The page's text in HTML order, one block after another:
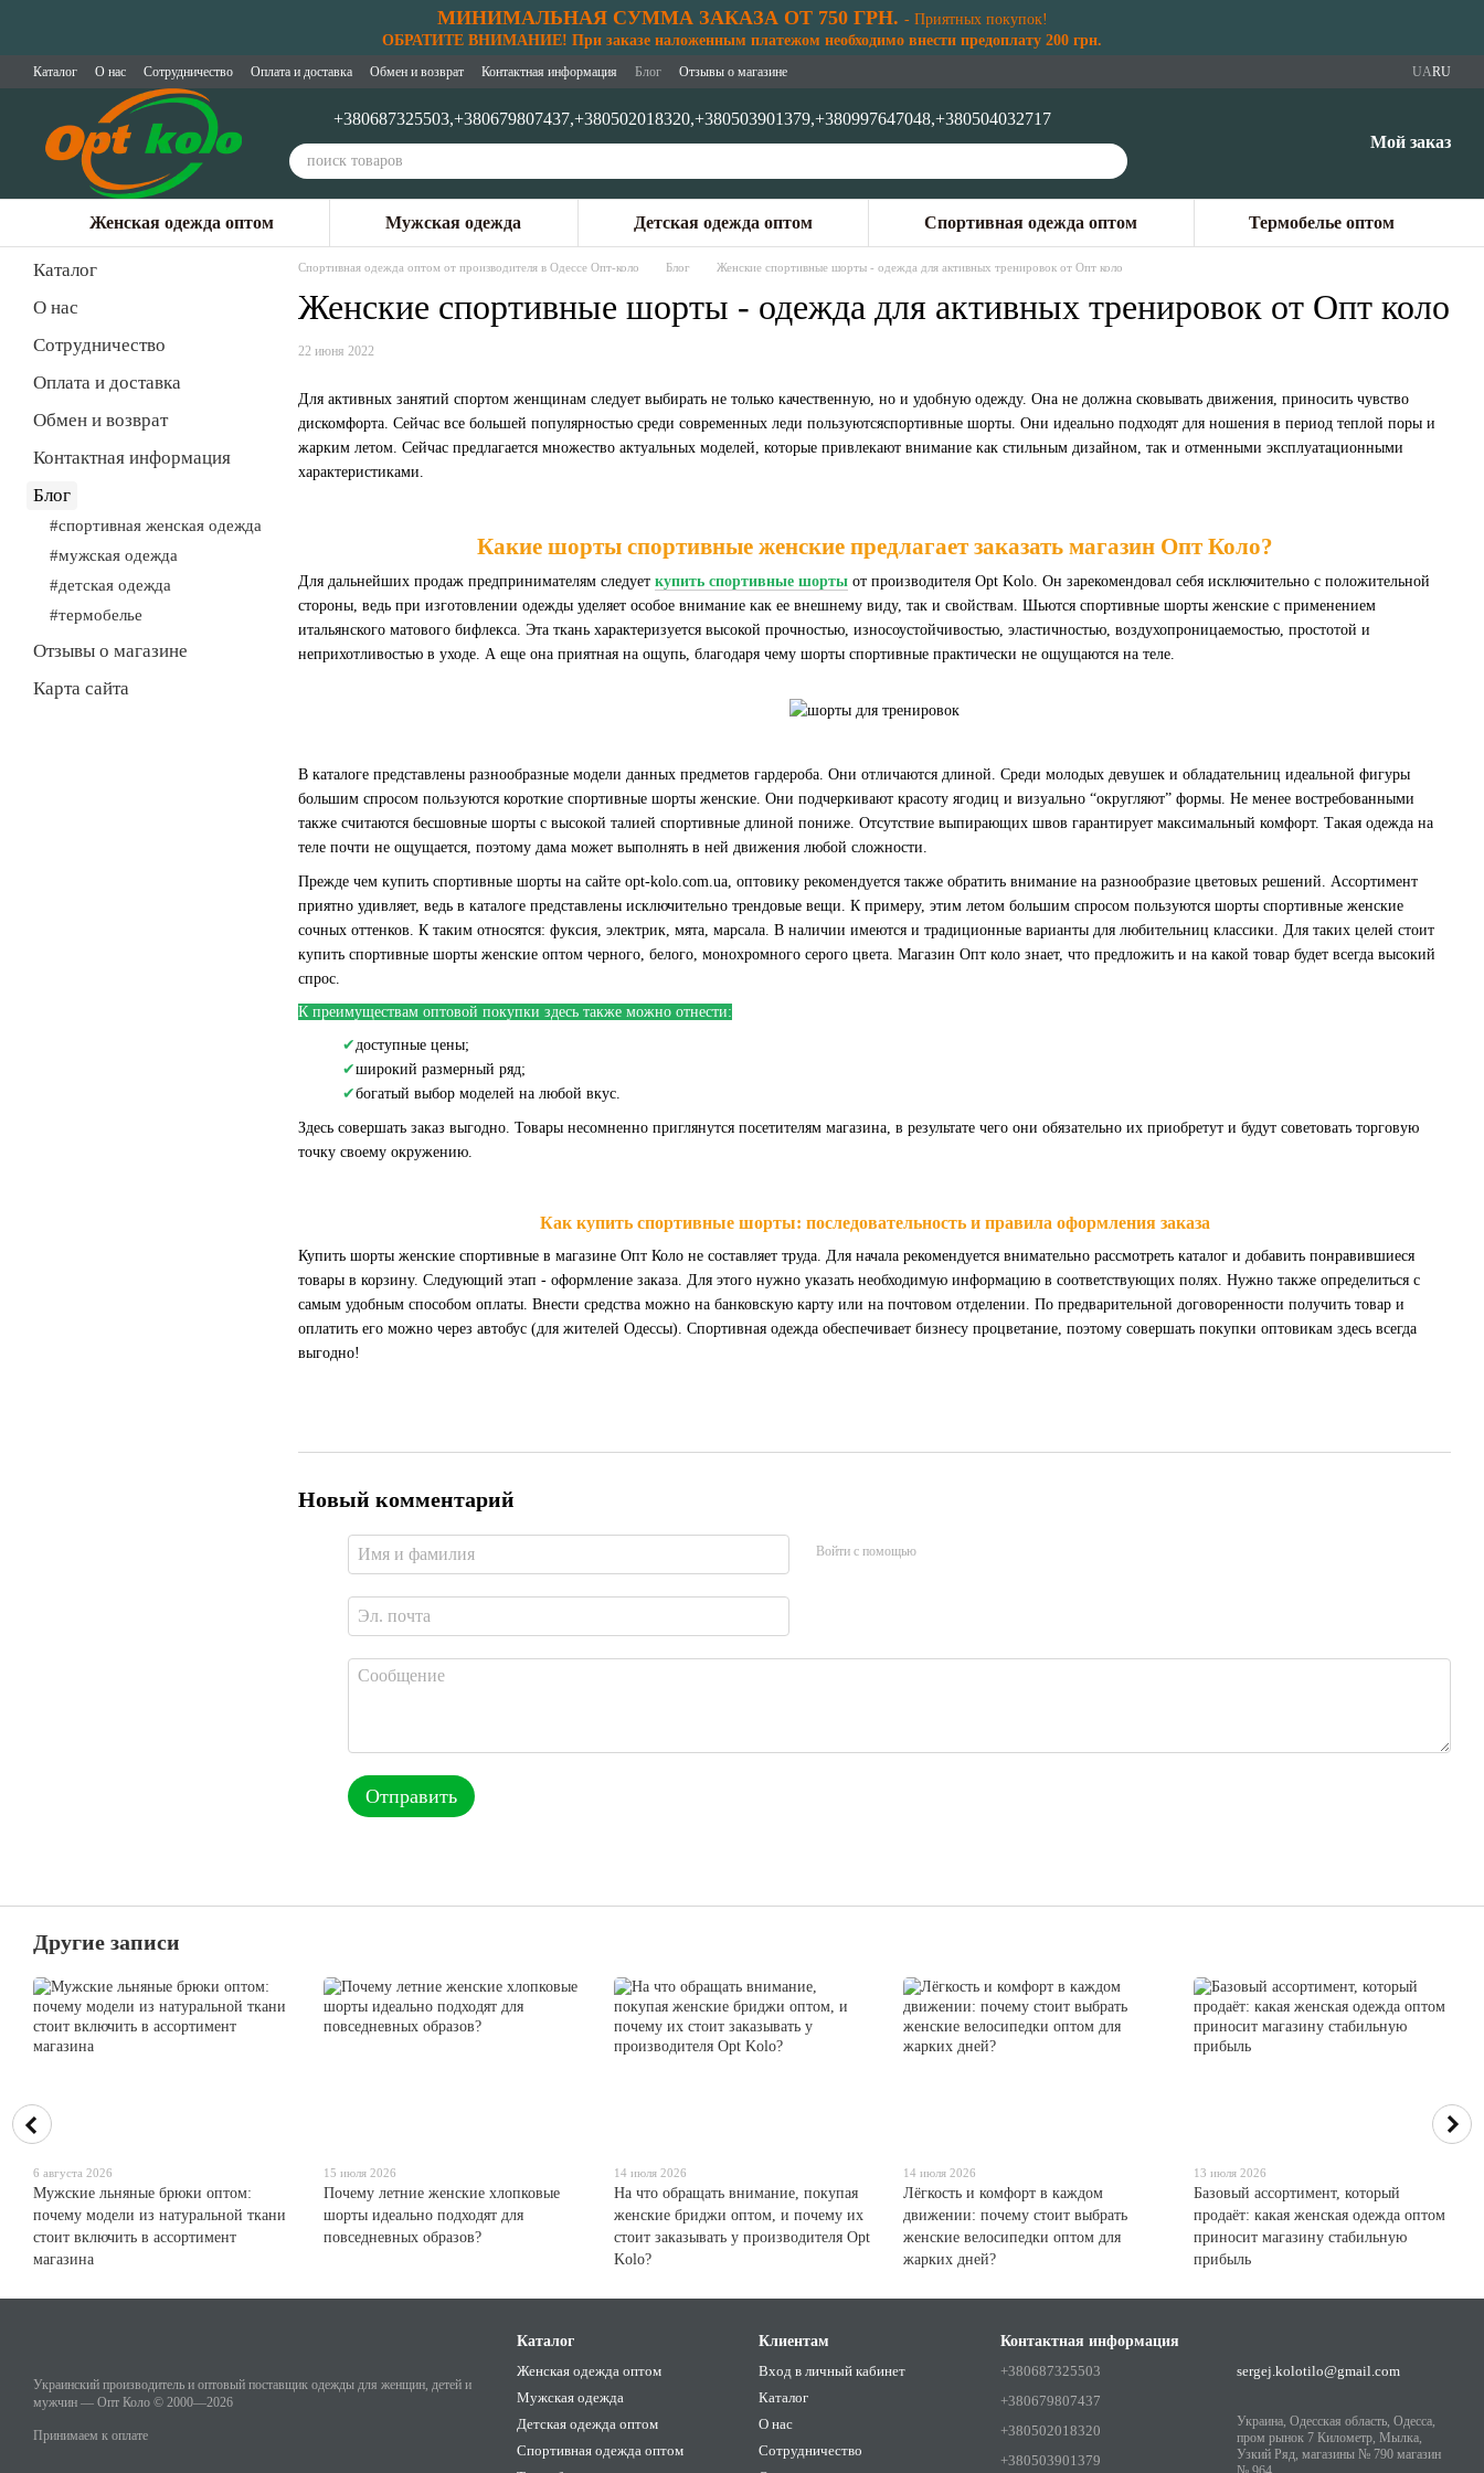
МИНИМАЛЬНАЯ СУММА ЗАКАЗА ОТ 750 ГРН. - Приятных покупок!
ОБРАТИТЕ ВНИМАНИЕ! При заказе наложенным платежом необходимо внести предоплату 200 грн.
Каталог О нас Сотрудничество Оплата и доставка Обмен и возврат Контактная информация Блог Отзывы о магазине UARU
+380687325503,+380679807437,+380502018320,+380503901379,+380997647048,+380504032717
Мой заказ
Женская одежда оптом Мужская одежда Детская одежда оптом Спортивная одежда оптом Термобелье оптом
Спортивная одежда оптом от производителя в Одессе Опт-коло Блог Женские спортивные шорты - одежда для активных тренировок от Опт коло
Женские спортивные шорты - одежда для активных тренировок от Опт коло
22 июня 2022
Для активных занятий спортом женщинам следует выбирать не только качественную, но и удобную одежду. Она не должна сковывать движения, приносить чувство
дискомфорта. Сейчас все большей популярностью среди современных леди пользуютсяспортивные шорты. Они идеально подходят для ношения в период теплой поры и
жарким летом. Сейчас предлагается множество актуальных моделей, которые привлекают внимание как стильным дизайном, так и отменными эксплуатационными
характеристиками.
Какие шорты спортивные женские предлагает заказать магазин Опт Коло?
Для дальнейших продаж предпринимателям следует купить спортивные шорты от производителя Opt Kolo. Он зарекомендовал себя исключительно с положительной
стороны, ведь при изготовлении одежды уделяет особое внимание как ее внешнему виду, так и свойствам. Шьются спортивные шорты женские с применением
итальянского матового бифлекса. Эта ткань характеризуется высокой прочностью, износоустойчивостью, эластичностью, воздухопроницаемостью, простотой и
неприхотливостью в уходе. А еще она приятная на ощупь, благодаря чему шорты спортивные практически не ощущаются на теле.
В каталоге представлены разнообразные модели данных предметов гардероба. Они отличаются длиной. Среди молодых девушек и обладательниц идеальной фигуры
большим спросом пользуются короткие спортивные шорты женские. Они подчеркивают красоту ягодиц и визуально “округляют” формы. Не менее востребованными
также считаются бесшовные шорты с высокой талией спортивные длиной пониже. Отсутствие выпирающих швов гарантирует максимальный комфорт. Такая одежда на
теле почти не ощущается, поэтому дама может выполнять в ней движения любой сложности.
Прежде чем купить спортивные шорты на сайте opt-kolo.com.ua, оптовику рекомендуется также обратить внимание на разнообразие цветовых решений. Ассортимент
приятно удивляет, ведь в каталоге представлены исключительно трендовые вещи. К примеру, этим летом большим спросом пользуются шорты спортивные женские
сочных оттенков. К таким относятся: фуксия, электрик, мята, марсала. В наличии имеются и традиционные варианты для любительниц классики. Для таких целей стоит
купить спортивные шорты женские оптом черного, белого, монохромного серого цвета. Магазин Опт коло знает, что предложить и на какой товар будет всегда высокий
спрос.
К преимуществам оптовой покупки здесь также можно отнести:
✔доступные цены;
✔широкий размерный ряд;
✔богатый выбор моделей на любой вкус.
Здесь совершать заказ выгодно. Товары несомненно приглянутся посетителям магазина, в результате чего они обязательно их приобретут и будут советовать торговую
точку своему окружению.
Как купить спортивные шорты: последовательность и правила оформления заказа
Купить шорты женские спортивные в магазине Опт Коло не составляет труда. Для начала рекомендуется внимательно рассмотреть каталог и добавить понравившиеся
товары в корзину. Следующий этап - оформление заказа. Для этого нужно указать необходимую информацию в соответствующих полях. Нужно также определиться с
самым удобным способом оплаты. Внести средства можно на банковскую карту или на почтовом отделении. По предварительной договоренности получить товар и
оплатить его можно через автобус (для жителей Одессы). Спортивная одежда обеспечивает бизнесу процветание, поэтому совершать покупки оптовикам здесь всегда
выгодно!
Новый комментарий
Войти с помощью
Отправить
Каталог
О нас
Сотрудничество
Оплата и доставка
Обмен и возврат
Контактная информация
Блог
#спортивная женская одежда
#мужская одежда
#детская одежда
#термобелье
Отзывы о магазине
Карта сайта
Другие записи
6 августа 2026
Мужские льняные брюки оптом:
почему модели из натуральной ткани
стоит включить в ассортимент
магазина
15 июля 2026
Почему летние женские хлопковые
шорты идеально подходят для
повседневных образов?
14 июля 2026
На что обращать внимание, покупая
женские бриджи оптом, и почему их
стоит заказывать у производителя Opt
Kolo?
14 июля 2026
Лёгкость и комфорт в каждом
движении: почему стоит выбрать
женские велосипедки оптом для
жарких дней?
13 июля 2026
Базовый ассортимент, который
продаёт: какая женская одежда оптом
приносит магазину стабильную
прибыль
Украинский производитель и оптовый поставщик одежды для женщин, детей и
мужчин — Опт Коло © 2000—2026
Принимаем к оплате
Каталог
Женская одежда оптом
Мужская одежда
Детская одежда оптом
Спортивная одежда оптом
Клиентам
Вход в личный кабинет
Каталог
О нас
Сотрудничество
Контактная информация
+380687325503
+380679807437
+380502018320
+380503901379
sergej.kolotilo@gmail.com
Украина, Одесская область, Одесса,
пром рынок 7 Километр, Мылка,
Узкий Ряд, магазины № 790 магазин